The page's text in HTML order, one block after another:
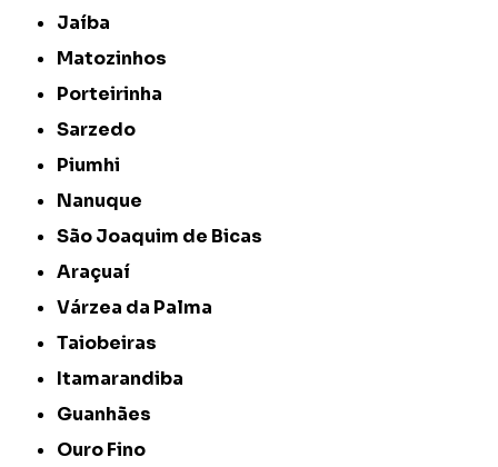
Jaíba
Matozinhos
Porteirinha
Sarzedo
Piumhi
Nanuque
São Joaquim de Bicas
Araçuaí
Várzea da Palma
Taiobeiras
Itamarandiba
Guanhães
Ouro Fino